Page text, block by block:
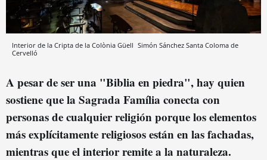
Interior de la Cripta de la Colònia Güell Simón Sánchez Santa Coloma de
Cervelló
A pesar de ser una "Biblia en piedra", hay quien
sostiene que la Sagrada Família conecta con
personas de cualquier religión porque los elementos
más explícitamente religiosos están en las fachadas,
mientras que el interior remite a la naturaleza.